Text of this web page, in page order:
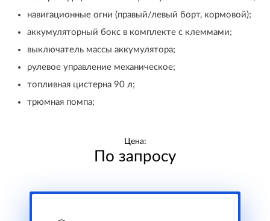
навигационные огни (правый/левый борт, кормовой);
аккумуляторный бокс в комплекте с клеммами;
выключатель массы аккумулятора;
рулевое управление механическое;
топливная цистерна 90 л;
трюмная помпа;
Цена:
По запросу